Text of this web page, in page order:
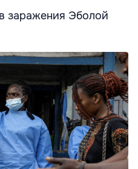
заражения Эболой